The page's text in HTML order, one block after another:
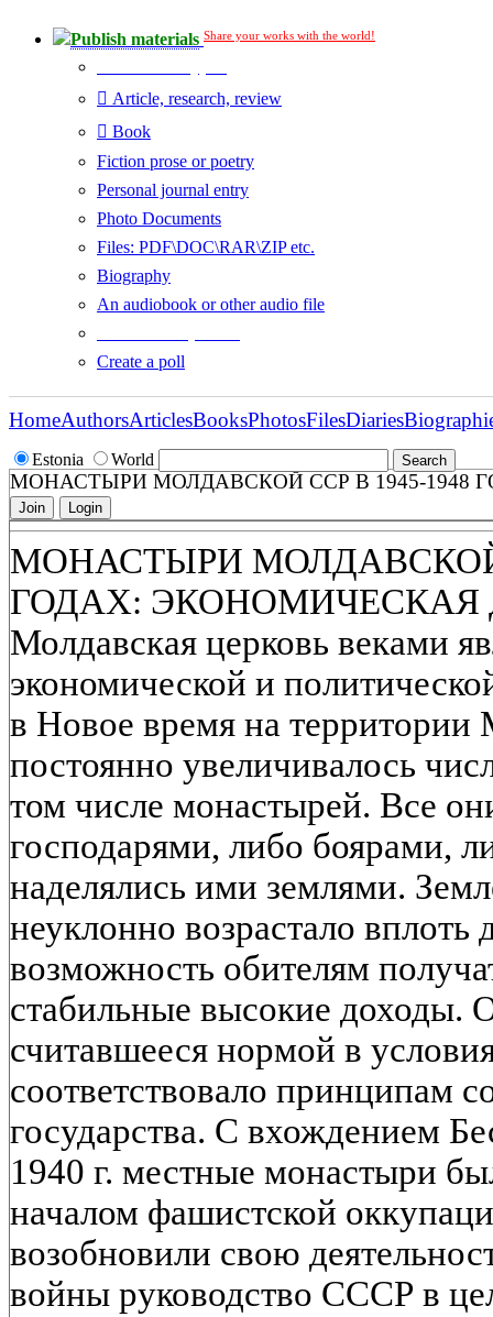
Publish materials Share your works with the world!
Article, research, review
Book
Fiction prose or poetry
Personal journal entry
Photo Documents
Files: PDF\DOC\RAR\ZIP etc.
Biography
An audiobook or other audio file
Create a poll
Estonia World
HomeAuthorsArticlesBooksPhotosFilesDiaries
МОНАСТЫРИ МОЛДАВСКОЙ ССР В 1945-1948
Join Login
МОНАСТЫРИ МОЛДАВСКОЙ
ГОДАХ: ЭКОНОМИЧЕСКАЯ
Молдавская церковь веками
экономической и
в Новое время на территории
постоянно увеличивалось
том числе монастырей. Все
господарями, либо боярами,
наделялись ими землями.
неуклонно возрастало вплоть
возможность обителям
стабильные высокие доходы.
считавшееся нормой в
соответствовало принципам
государства. С вхождением
1940 г. местные монастыри
началом фашистской
возобновили свою
войны руководство СССР в